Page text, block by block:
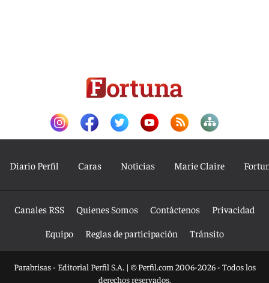
Diario Perfil Caras Noticias Marie Claire
Canales RSS Quienes Somos Contáctenos
Privacidad
Equipo
Reglas de participación Tránsito
Parabrisas - Editorial Perfil S.A. | © Perfil.com 2006-2026 - Todos los
derechos reservados.